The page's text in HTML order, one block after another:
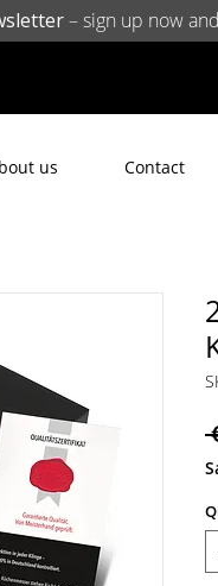
– sign up now
us Contact